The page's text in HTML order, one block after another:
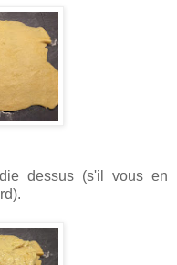
dessus (s'il vous en